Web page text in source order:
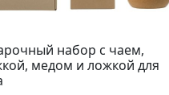
набор с чаем,
медом и ложкой для